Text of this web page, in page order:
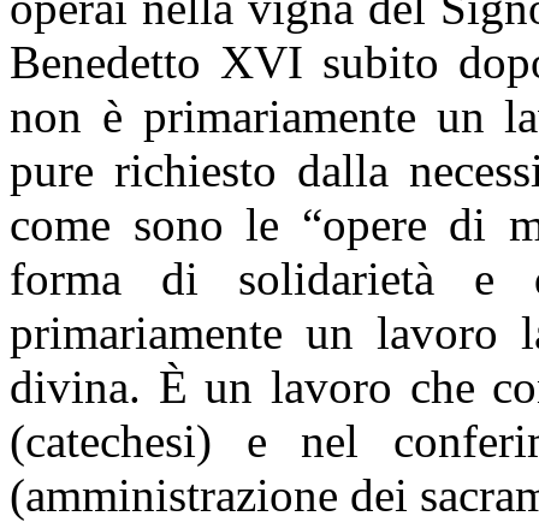
Benedetto XVI subito
non è primariamente un
pure richiesto dalla
come sono le “opere di
forma di solidarietà e
primariamente un lavoro
divina. È un lavoro che
(catechesi) e nel
(amministrazione dei